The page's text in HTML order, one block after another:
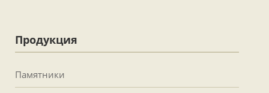
Продукция
Памятники